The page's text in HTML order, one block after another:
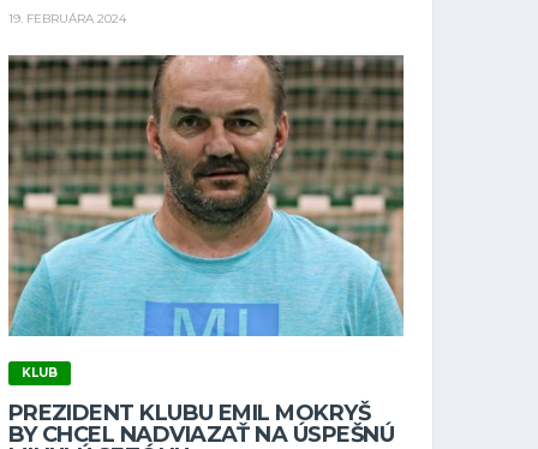
19. FEBRUÁRA 2024
KLUB
PREZIDENT KLUBU EMIL MOKRYŠ
BY CHCEL NADVIAZAŤ NA ÚSPEŠNÚ